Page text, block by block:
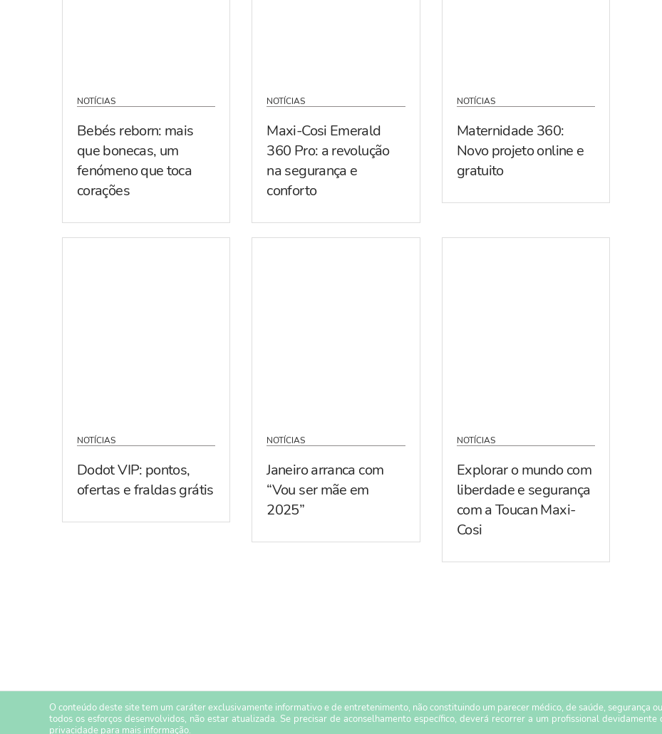
NOTÍCIAS
Bebés reborn: mais
que bonecas, um
fenómeno que toca
corações
NOTÍCIAS
Maxi-Cosi Emerald
360 Pro: a revolução
na segurança e
conforto
NOTÍCIAS
Maternidade 360:
Novo projeto online e
gratuito
NOTÍCIAS
Dodot VIP: pontos,
ofertas e fraldas grátis
NOTÍCIAS
Janeiro arranca com
“Vou ser mãe em
2025”
NOTÍCIAS
Explorar o mundo com
liberdade e segurança
com a Toucan Maxi-
Cosi
O conteúdo deste site tem um caráter exclusivamente informativo e de entretenimento, não constituindo um parecer médico, de saúde, segurança
todos os esforços desenvolvidos, não estar atualizada. Se precisar de aconselhamento específico, deverá recorrer a um profissional devidamente
privacidade para mais informação.